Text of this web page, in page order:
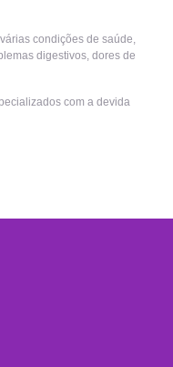
condições de saúde,
digestivos, dores de
com a devida